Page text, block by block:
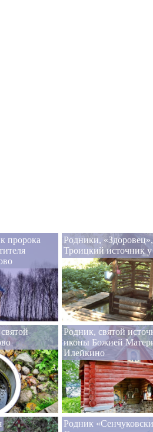
пророка
Родники,
Троицкий источник у
Родник, святой
иконы Божией
Илейкино
Родник